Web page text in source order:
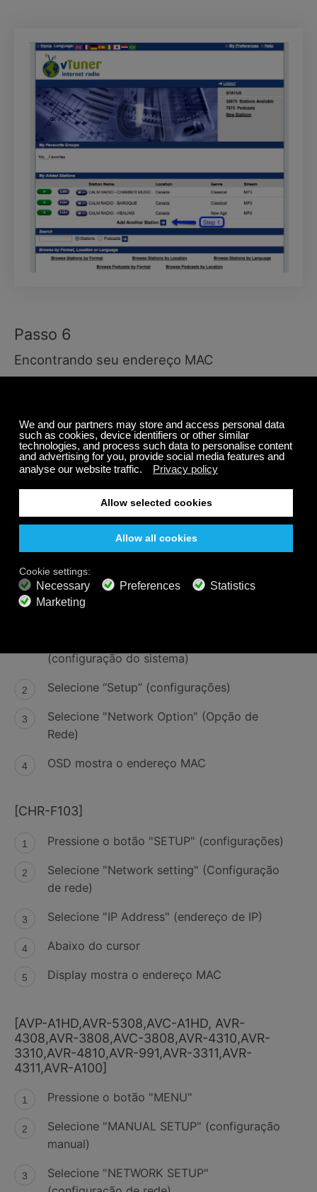
Passo 6
Encontrando seu endereço MAC
Quando você fez a folha de pedido de upgrade,
obteve o endereço MAC do seu produto usando o
aplicativo "Obter endereço MAC e pedido". Por favor,
favor, execute o aplicativo "Obter endereço MAC e
Pedido" novamente. (Apenas para obter o endereço
MAC. Para reordenar não é necessário.)
[O usuário atualizado em vídeo do AVR-5805,
AVC-A1XV, AVR-4806, AVC-A11XV or AVR-4306,
AVC-4320]
(configuração do sistema)
Selecione “Setup” (configurações)
Selecione "Network Option" (Opção de
Rede)
OSD mostra o endereço MAC
[CHR-F103]
Pressione o botão "SETUP" (configurações)
Selecione "Network setting" (Configuração
de rede)
Selecione "IP Address" (endereço de IP)
Abaixo do cursor
Display mostra o endereço MAC
[AVP-A1HD,AVR-5308,AVC-A1HD, AVR-
4308,AVR-3808,AVC-3808,AVR-4310,AVR-
3310,AVR-4810,AVR-991,AVR-3311,AVR-
4311,AVR-A100]
Pressione o botão "MENU"
Selecione "MANUAL SETUP" (configuração
manual)
Selecione "NETWORK SETUP"